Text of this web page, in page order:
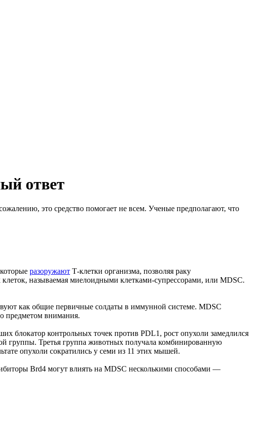
ответ
это средство помогает не всем. Ученые предполагают, что
разоружают Т-клетки организма, позволяя раку
называемая миелоидными клетками-супрессорами, или MDSC.
как общие первичные солдаты в иммунной системе. MDSC
предметом внимания.
контрольных точек против PDL1, рост опухоли замедлился
группы. Третья группа животных получала комбинированную
опухоли сократились у семи из 11 этих мышей.
Brd4 могут влиять на MDSC несколькими способами —